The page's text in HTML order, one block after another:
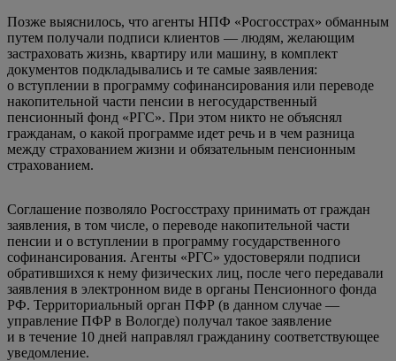
Позже выяснилось, что агенты НПФ «Росгосстрах» обманным
путем получали подписи клиентов — людям, желающим
застраховать жизнь, квартиру или машину, в комплект
документов подкладывались и те самые заявления:
о вступлении в программу софинансирования или переводе
накопительной части пенсии в негосударственный
пенсионный фонд «РГС». При этом никто не объяснял
гражданам, о какой программе идет речь и в чем разница
между страхованием жизни и обязательным пенсионным
страхованием.
Соглашение позволяло Росгосстраху принимать от граждан
заявления, в том числе, о переводе накопительной части
пенсии и о вступлении в программу государственного
софинансирования. Агенты «РГС» удостоверяли подписи
обратившихся к нему физических лиц, после чего передавали
заявления в электронном виде в органы Пенсионного фонда
РФ. Территориальный орган ПФР (в данном случае —
управление ПФР в Вологде) получал такое заявление
и в течение 10 дней направлял гражданину соответствующее
уведомление.